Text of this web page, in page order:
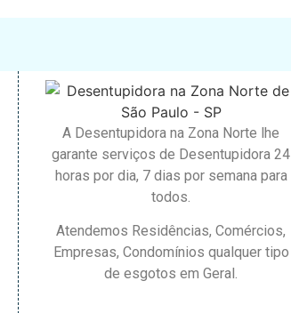
A Desentupidora na Zona Norte lhe
garante serviços de Desentupidora 24
horas por dia, 7 dias por semana para
todos.
Atendemos Residências, Comércios,
Empresas, Condomínios qualquer tipo
de esgotos em Geral.